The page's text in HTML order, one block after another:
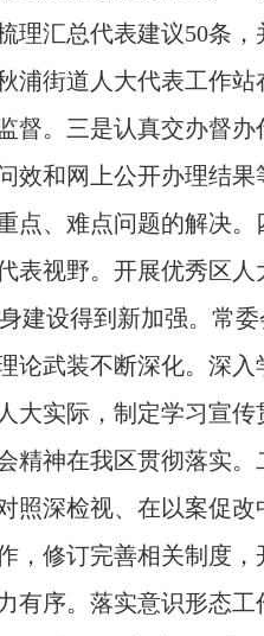
理汇总代表建议50条，
浦街道人大代表工作
督。三是认真交办督
效和网上公开办理结
点、难点问题的解决
表视野。开展优秀区
建设得到新加强。常
论武装不断深化。深
大实际，制定学习宣
精神在我区贯彻落实
照深检视、在以案促
，修订完善相关制度
有序。落实意识形态